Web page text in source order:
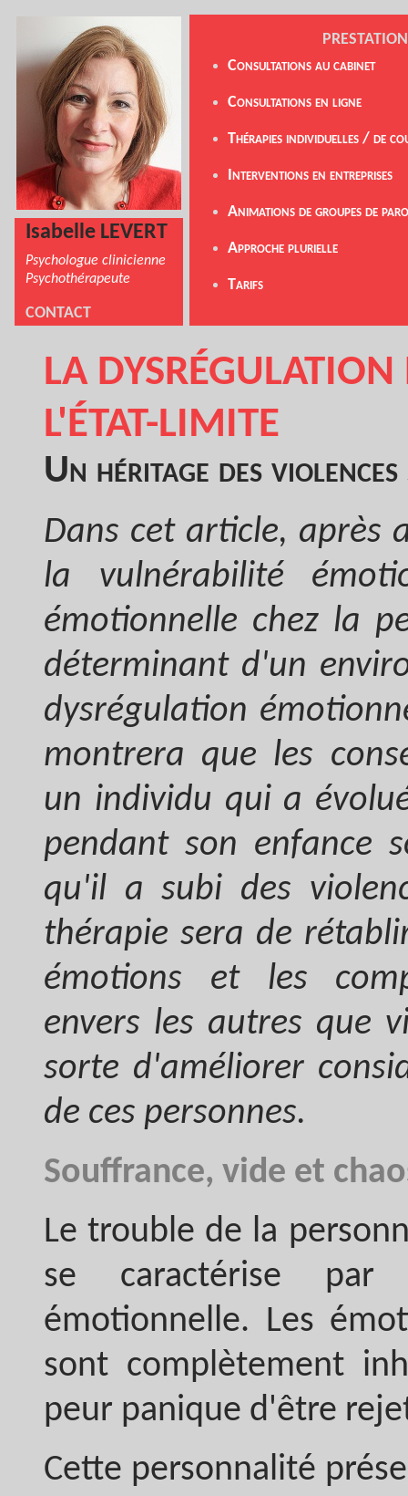
Consultations au cabinet
Consultations en ligne
Thérapies individuelles / de
Interventions en entreprises
Animations de groupes de
Approche plurielle
Tarifs
Isabelle LEVERT
Psychologue clinicienne
Psychothérapeute
CONTACT
LA
L'ÉTAT-LIMITE
Un héritage des
Dans cet article, après
la vulnérabilité
émotionnelle chez la
déterminant d'un
dysrégulation
montrera que les
un individu qui a
pendant son enfance
qu'il a subi des
thérapie sera de
émotions et les
envers les autres que
sorte d'améliorer
de ces personnes.
Souffrance, vide et
Le trouble de la
se caractérise par
émotionnelle. Les
sont complètement
peur panique d'être
Cette personnalité